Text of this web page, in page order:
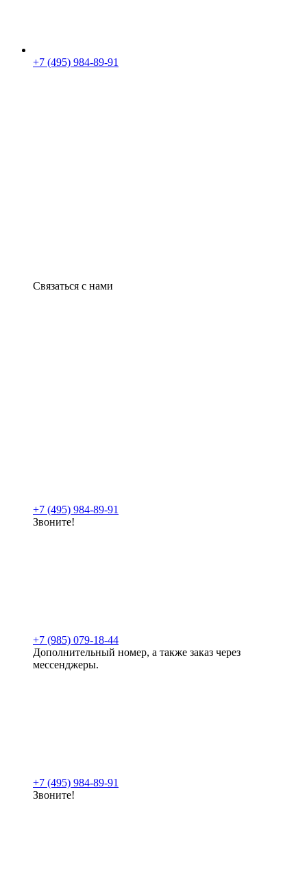
+7 (495) 984-89-91
Связаться с нами
+7 (495) 984-89-91
Звоните!
+7 (985) 079-18-44
Дополнительный номер, а также заказ через
мессенджеры.
+7 (495) 984-89-91
Звоните!